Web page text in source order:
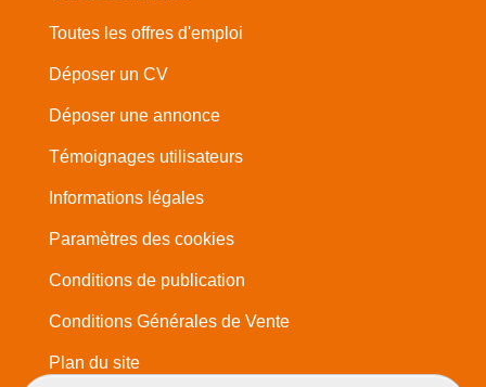
Toutes les offres d'emploi
Déposer un CV
Déposer une annonce
Témoignages utilisateurs
Informations légales
Paramètres des cookies
Conditions de publication
Conditions Générales de Vente
Plan du site